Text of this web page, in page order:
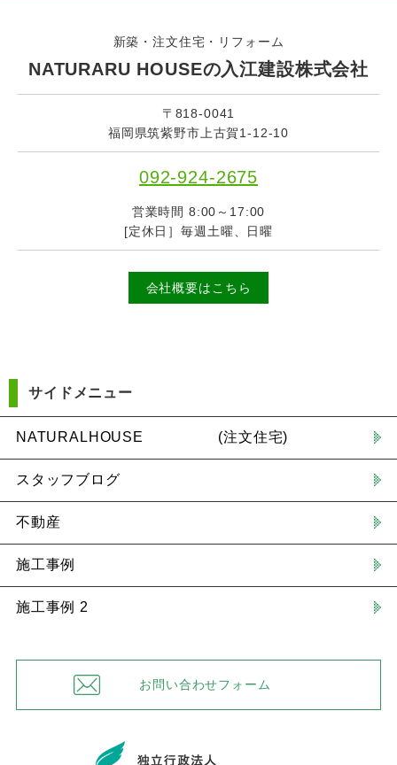
新築・注文住宅・リフォーム
NATURARU HOUSEの入江建設株式会社
〒818-0041
福岡県筑紫野市上古賀1-12-10
092-924-2675
営業時間 8:00～17:00
[定休日］毎週土曜、日曜
会社概要はこちら
サイドメニュー
NATURALHOUSE (注文住宅)
スタッフブログ
不動産
施工事例
施工事例 2
お問い合わせフォーム